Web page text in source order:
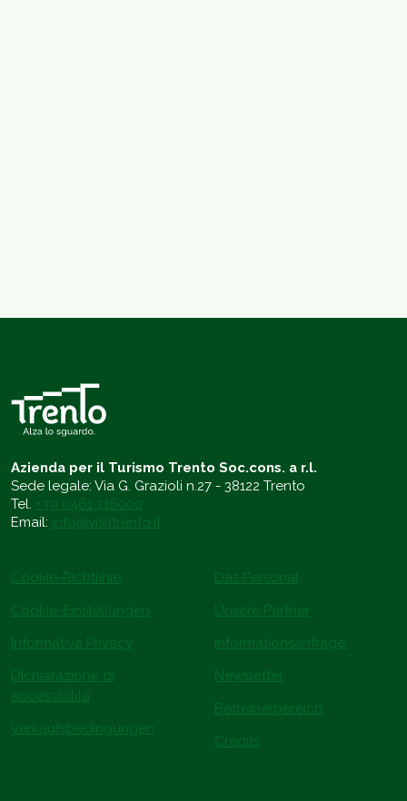
Azienda per il Turismo Trento Soc.cons. a r.l.
Sede legale: Via G. Grazioli n.27 - 38122 Trento
Tel. +39 0461 216000
Email: info@visittrento.it
Cookie-Richtlinie
Cookie-Einstellungen
Informativa Privacy
Dichiarazione di
accessibilità
Verkaufsbedingungen
Das Personal
Unsere Partner
Informationsanfrage
Newsletter
Betreiberbereich
Credits